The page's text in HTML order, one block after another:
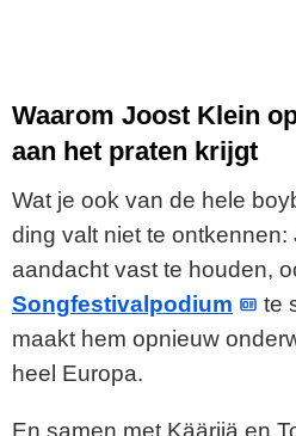
Waarom Joost Klein
aan het praten krijgt
Wat je ook van de hele
ding valt niet te ontkennen:
aandacht vast te houden,
Songfestivalpodium
te
maakt hem opnieuw
heel Europa.
En samen met Käärijä en